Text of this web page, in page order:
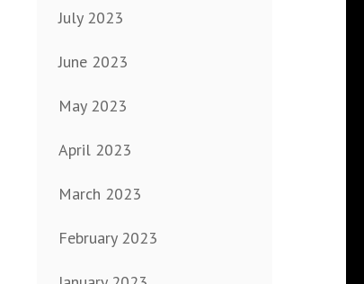
July 2023
June 2023
May 2023
April 2023
March 2023
February 2023